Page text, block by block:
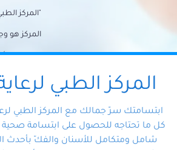
"المركز
المركز هو
احتياجات
وتضمن لك
المتخصص
في أيد
المركز الطبي
ابتسامتك سرّ جمالك مع المركز الطبي
كل ما تحتاجه للحصول على ابتسامة صحية
شامل ومتكامل للأسنان والفكّ بأحدث